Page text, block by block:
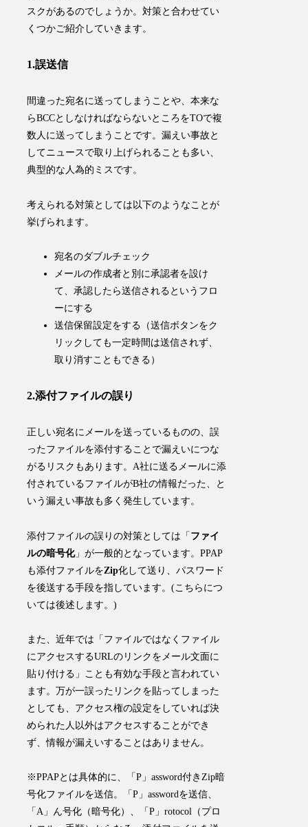
スクがあるのでしょうか。対策と合わせてい
くつかご紹介していきます。
1.誤送信
間違った宛名に送ってしまうことや、本来な
らBCCとしなければならないところをTOで複
数人に送ってしまうことです。漏えい事故と
してニュースで取り上げられることも多い、
典型的な人為的ミスです。
考えられる対策としては以下のようなことが
挙げられます。
宛名のダブルチェック
メールの作成者と別に承認者を設け
て、承認したら送信されるというフロ
ーにする
送信保留設定をする（送信ボタンをク
リックしても一定時間は送信されず、
取り消すこともできる）
2.添付ファイルの誤り
正しい宛名にメールを送っているものの、誤
ったファイルを添付することで漏えいにつな
がるリスクもあります。A社に送るメールに添
付されているファイルがB社の情報だった、と
いう漏えい事故も多く発生しています。
添付ファイルの誤りの対策としては「 ファイ
ルの暗号化」が一般的となっています。PPAP
も添付ファイルをZip化して送り、パスワード
を後送する手段を指しています。(こちらにつ
いては後述します。)
また、近年では「 ファイルではなくファイル
にアクセスするURLのリンクをメール文面に
貼り付ける 」ことも有効な手段と言われてい
ます。万が一誤ったリンクを貼ってしまった
としても、アクセス権の設定をしていれば決
められた人以外はアクセスすることができ
ず、情報が漏えいすることはありません。
※PPAPとは具体的に、「P」assword付きZip暗
号化ファイルを送信。「P」asswordを送信、
「A」ん号化（暗号化）、「P」rotocol（プロ